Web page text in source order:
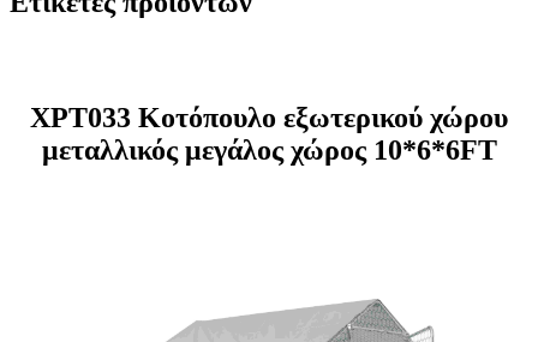
XPT033 Κοτόπουλο εξωτερικού χώρου
μεταλλικός μεγάλος χώρος 10*6*6FT